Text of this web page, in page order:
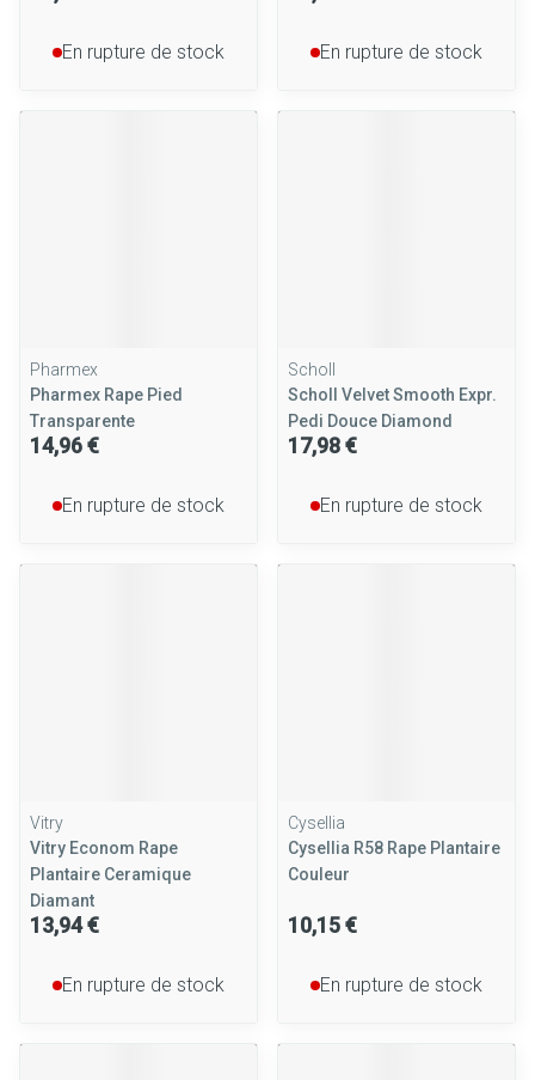
En rupture de stock En rupture de stock
Pharmex
Pharmex Rape Pied
Transparente
14,96 €
En rupture de stock
Scholl
Scholl Velvet Smooth Expr.
Pedi Douce Diamond
17,98 €
En rupture de stock
Vitry
Vitry Econom Rape
Plantaire Ceramique
Diamant
13,94 €
En rupture de stock
Cysellia
Cysellia R58 Rape Plantaire
Couleur
10,15 €
En rupture de stock